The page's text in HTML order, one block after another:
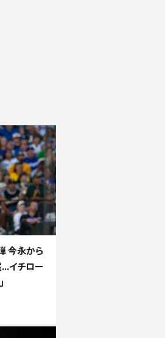
今永から
イチロー